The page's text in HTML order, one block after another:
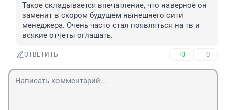
Такое складывается впечатление, что наверное он
заменит в скором будущем нынешнего сити
менеджера. Очень часто стал появляться на тв и
всякие отчеты оглашать.
ОТВЕТИТЬ +3 –0